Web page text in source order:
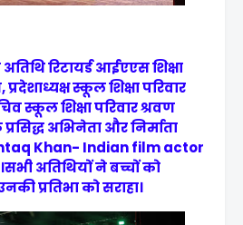
रिटायर्ड आईएएस शिक्षा
स्कूल शिक्षा परिवार
स्कूल शिक्षा परिवार श्रवण
अभिनेता और निर्माता
Khan- Indian film actor
अतिथियों ने बच्चों को
प्रतिभा को सराहा।